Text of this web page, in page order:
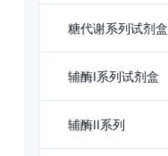
糖代谢系列试剂盒
辅酶I系列试剂盒
辅酶II系列